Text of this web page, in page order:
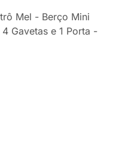
Mel - Berço Mini
Gavetas e 1 Porta -